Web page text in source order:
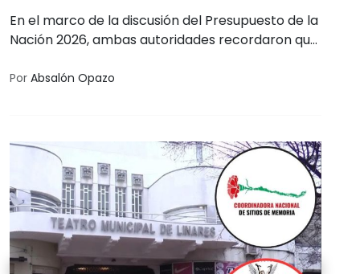
En el marco de la discusión del Presupuesto de la
Nación 2026, ambas autoridades recordaron que
glosa informativa para que el Ministerio detallara
entregado ninguna información al Congreso
Nacional.
Por Absalón Opazo